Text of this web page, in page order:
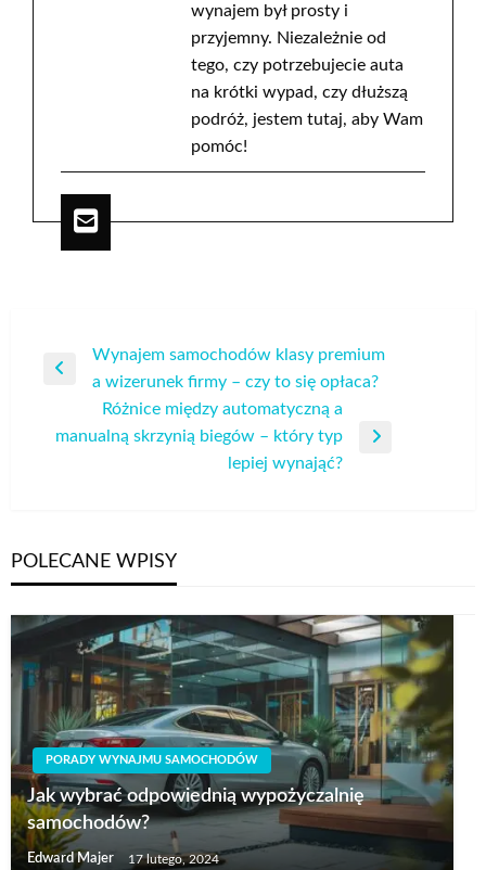
wynajem był prosty i
przyjemny. Niezależnie od
tego, czy potrzebujecie auta
na krótki wypad, czy dłuższą
podróż, jestem tutaj, aby Wam
pomóc!
Nawigacja
wpisu
Poprzedni
Wynajem samochodów klasy premium
a wizerunek firmy – czy to się opłaca?
Różnice między automatyczną a
manualną skrzynią biegów – który typ
lepiej wynająć?
POLECANE WPISY
PORADY WYNAJMU SAMOCHODÓW
Jak wybrać odpowiednią wypożyczalnię
samochodów?
Edward Majer 17 lutego, 2024